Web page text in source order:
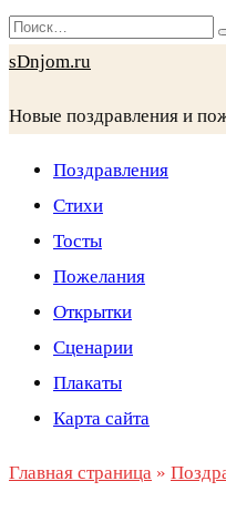
Перейти
к
Search
for:
sDnjom.ru
Новые поздравления и
Поздравления
Стихи
Тосты
Пожелания
Открытки
Сценарии
Плакаты
Карта сайта
Главная страница »